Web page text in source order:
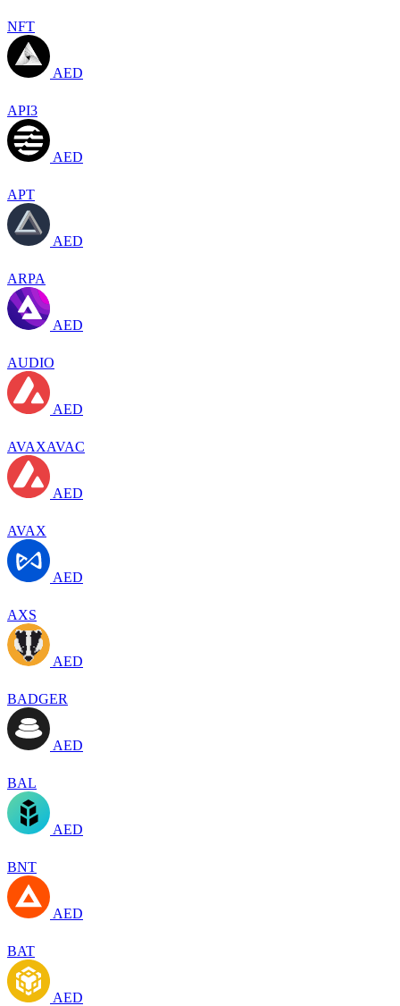
NFT
AED
API3
AED
APT
AED
ARPA
AED
AUDIO
AED
AVAXAVAC
AED
AVAX
AED
AXS
AED
BADGER
AED
BAL
AED
BNT
AED
BAT
AED